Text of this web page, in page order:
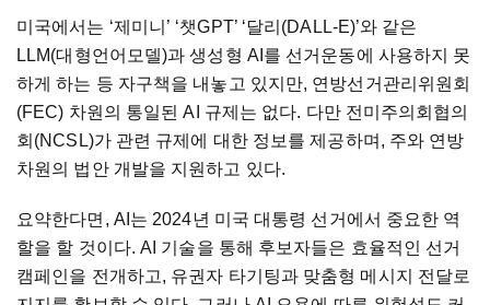
미국에서는 ‘제미니’ ‘챗GPT’ ‘달리(DALL-E)’와 같은
LLM(대형언어모델)과 생성형 AI를 선거운동에 사용하지 못
하게 하는 등 자구책을 내놓고 있지만, 연방선거관리위원회
(FEC) 차원의 통일된 AI 규제는 없다. 다만 전미주의회협의
회(NCSL)가 관련 규제에 대한 정보를 제공하며, 주와 연방
차원의 법안 개발을 지원하고 있다.
요약한다면, AI는 2024년 미국 대통령 선거에서 중요한 역
할을 할 것이다. AI 기술을 통해 후보자들은 효율적인 선거
캠페인을 전개하고, 유권자 타기팅과 맞춤형 메시지 전달로